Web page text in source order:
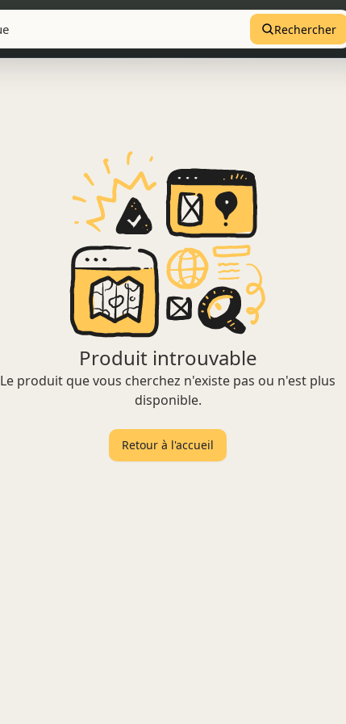
Rechercher
Produit introuvable
Le produit que vous cherchez n'existe pas ou n'est plus
disponible.
Retour à l'accueil